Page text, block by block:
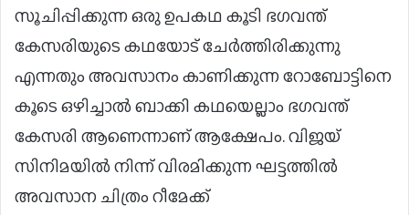
സൂചിപ്പിക്കുന്ന ഒരു ഉപകഥ കൂടി ഭഗവന്ത്
കേസരിയുടെ കഥയോട് ചേർത്തിരിക്കുന്നു
എന്നതും അവസാനം കാണിക്കുന്ന റോബോട്ടിനെ
കൂടെ ഒഴിച്ചാൽ ബാക്കി കഥയെല്ലാം ഭഗവന്ത്
കേസരി ആണെന്നാണ് ആക്ഷേപം. വിജയ്
സിനിമയിൽ നിന്ന് വിരമിക്കുന്ന ഘട്ടത്തിൽ
അവസാന ചിത്രം റീമേക്ക്